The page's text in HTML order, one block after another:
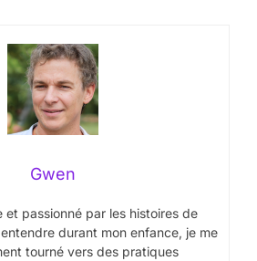
Gwen
et passionné par les histoires de
durant mon enfance, je me
tourné vers des pratiques